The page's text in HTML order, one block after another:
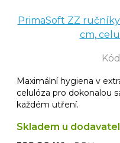
PrimaSoft ZZ ručníky
cm,
Kód
Maximální hygiena v
celulóza pro dokonalou
každém utření.
Skladem u